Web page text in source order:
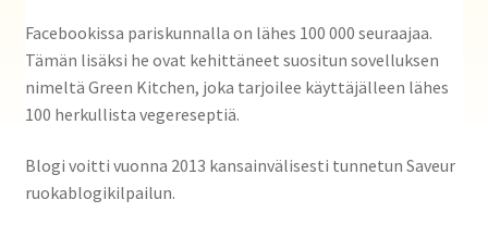
Facebookissa pariskunnalla on lähes 100 000 seuraajaa.
Tämän lisäksi he ovat kehittäneet suositun sovelluksen
nimeltä Green Kitchen, joka tarjoilee käyttäjälleen lähes
100 herkullista vegereseptiä.
Blogi voitti vuonna 2013 kansainvälisesti tunnetun Saveur
ruokablogikilpailun.